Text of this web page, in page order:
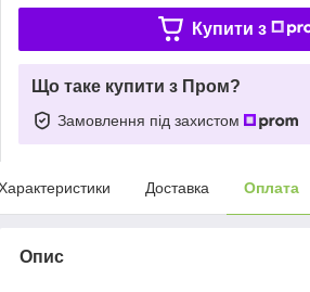
Купити з
Що таке купити з Пром?
Замовлення під захистом
Доставка Оплата
Опис